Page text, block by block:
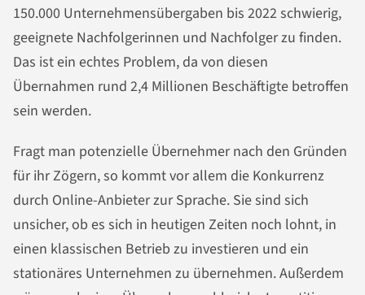
150.000 Unternehmensübergaben bis 2022 schwierig,
geeignete Nachfolgerinnen und Nachfolger zu finden.
Das ist ein echtes Problem, da von diesen
Übernahmen rund 2,4 Millionen Beschäftigte betroffen
sein werden.
Fragt man potenzielle Übernehmer nach den Gründen
für ihr Zögern, so kommt vor allem die Konkurrenz
durch Online-Anbieter zur Sprache. Sie sind sich
unsicher, ob es sich in heutigen Zeiten noch lohnt, in
einen klassischen Betrieb zu investieren und ein
stationäres Unternehmen zu übernehmen. Außerdem